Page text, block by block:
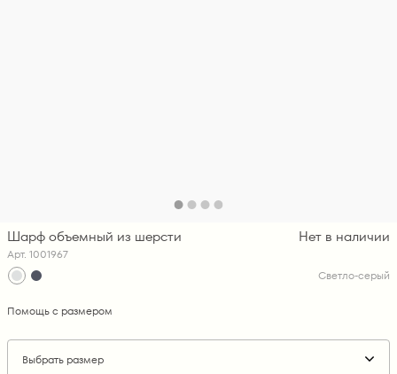
Шарф объемный из шерсти
Арт. 1001967
Нет в наличии
Светло-серый
Помощь с размером
Выбрать размер